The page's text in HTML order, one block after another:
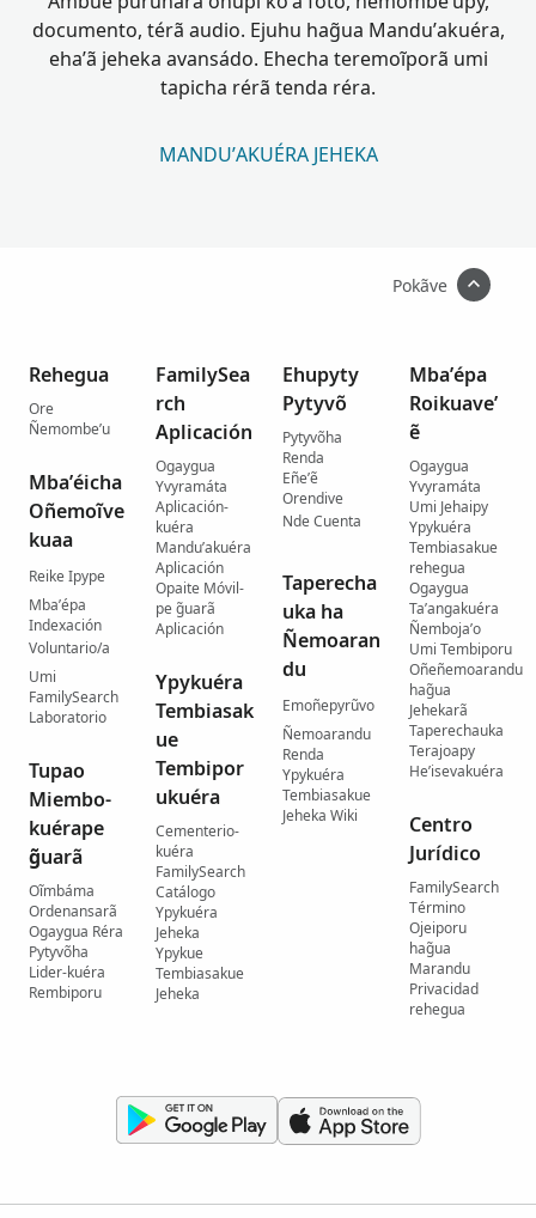
documento, térã audio. Ejuhu hag̃ua Mandu’akuéra,
eha’ã jeheka avansádo. Ehecha teremoĩporã umi
tapicha rérã tenda réra.
MANDU’AKUÉRA JEHEKA
Pokãve
Rehegua
Ore
Ñemombe’u
Mba’éicha
Oñemoĩve
kuaa
Reike Ipype
Mba’épa
Indexación
Voluntario/a
Umi
FamilySearch
Laboratorio
Tupao
Miembo-
kuérape
g̃uarã
Oĩmbáma
Ordenansarã
Ogaygua Réra
Pytyvõha
Lider-kuéra
Rembiporu
FamilySea
rch
Aplicación
Ogaygua
Yvyramáta
Aplicación-
kuéra
Mandu’akuéra
Aplicación
Opaite Móvil-
pe g̃uarã
Aplicación
Ypykuéra
Tembiasak
ue
Tembipor
ukuéra
Cementerio-
kuéra
FamilySearch
Catálogo
Ypykuéra
Jeheka
Ypykue
Tembiasakue
Jeheka
Ehupyty
Pytyvõ
Pytyvõha
Renda
Eñe’ẽ
Orendive
Nde Cuenta
Taperecha
uka ha
Ñemoaran
du
Emoñepyrũvo
Ñemoarandu
Renda
Ypykuéra
Tembiasakue
Jeheka Wiki
Mba’épa
Roikuave’
ẽ
Ogaygua
Yvyramáta
Umi Jehaipy
Ypykuéra
Tembiasakue
rehegua
Ogaygua
Ta’angakuéra
Ñemboja’o
Umi Tembiporu
Oñeñemoarandu
hag̃ua
Jehekarã
Taperechauka
Terajoapy
He’isevakuéra
Centro
Jurídico
FamilySearch
Término
Ojeiporu
hag̃ua
Marandu
Privacidad
rehegua